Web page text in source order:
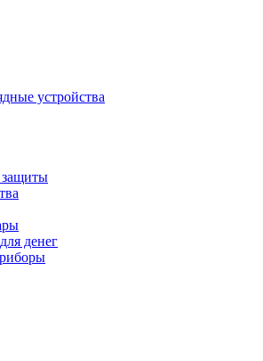
устройства
защиты
денег